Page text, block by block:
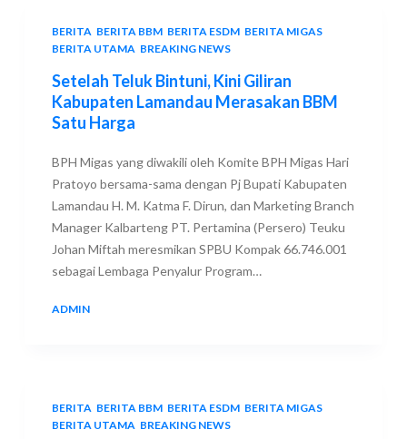
BERITA BERITA BBM, BERITA ESDM, BERITA MIGAS,
BERITA UTAMA BREAKING NEWS
Setelah Teluk Bintuni, Kini Giliran
Kabupaten Lamandau Merasakan BBM
Satu Harga
BPH Migas yang diwakili oleh Komite BPH Migas Hari
Pratoyo bersama-sama dengan Pj Bupati Kabupaten
Lamandau H. M. Katma F. Dirun, dan Marketing Branch
Manager Kalbarteng PT. Pertamina (Persero) Teuku
Johan Miftah meresmikan SPBU Kompak 66.746.001
sebagai Lembaga Penyalur Program…
ADMIN
BERITA BERITA BBM, BERITA ESDM, BERITA MIGAS,
BERITA UTAMA BREAKING NEWS